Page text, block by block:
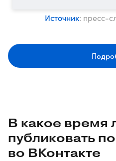
Источник: пресс-
В какое время
публиковать
во ВКонтакте